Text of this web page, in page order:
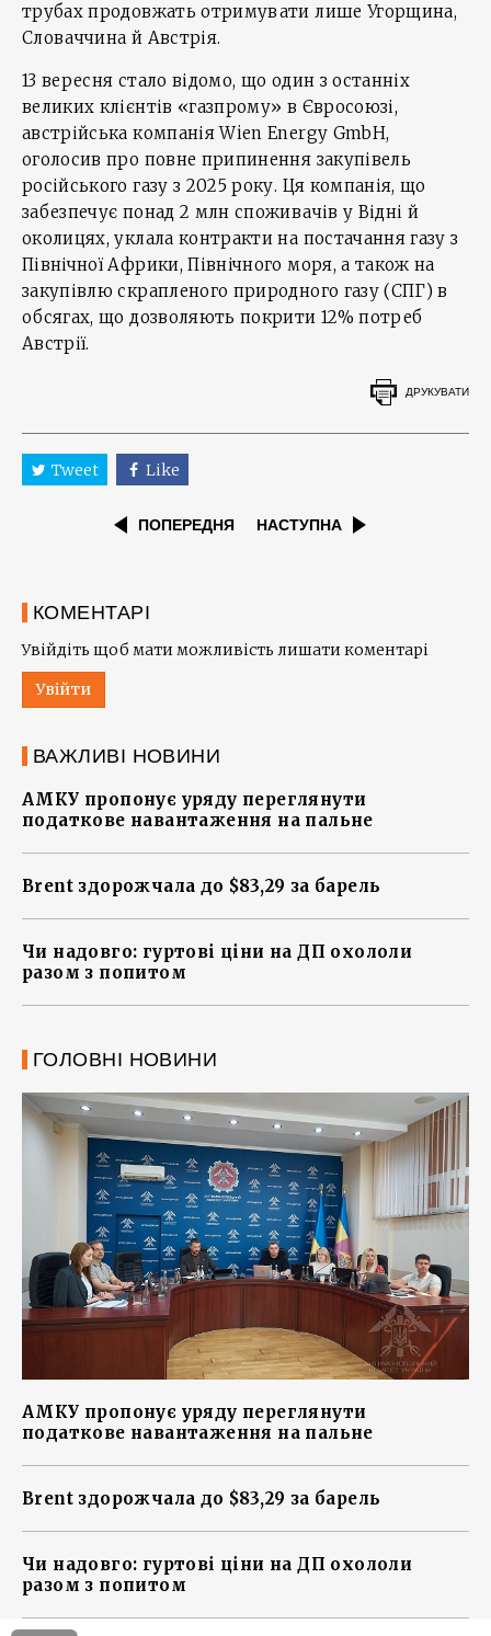
трубах продовжать отримувати лише Угорщина,
Словаччина й Австрія.
13 вересня стало відомо, що один з останніх
великих клієнтів «газпрому» в Євросоюзі,
австрійська компанія Wien Energy GmbH,
оголосив про повне припинення закупівель
російського газу з 2025 року. Ця компанія, що
забезпечує понад 2 млн споживачів у Відні й
околицях, уклала контракти на постачання газу з
Північної Африки, Північного моря, а також на
закупівлю скрапленого природного газу (СПГ) в
обсягах, що дозволяють покрити 12% потреб
Австрії.
ДРУКУВАТИ
Tweet Like
ПОПЕРЕДНЯ НАСТУПНА
КОМЕНТАРІ
Увійдіть щоб мати можливість лишати коментарі
Увійти
ВАЖЛИВІ НОВИНИ
АМКУ пропонує уряду переглянути
податкове навантаження на пальне
Brent здорожчала до $83,29 за барель
Чи надовго: гуртові ціни на ДП охололи
разом з попитом
ГОЛОВНІ НОВИНИ
АМКУ пропонує уряду переглянути
податкове навантаження на пальне
Brent здорожчала до $83,29 за барель
Чи надовго: гуртові ціни на ДП охололи
разом з попитом